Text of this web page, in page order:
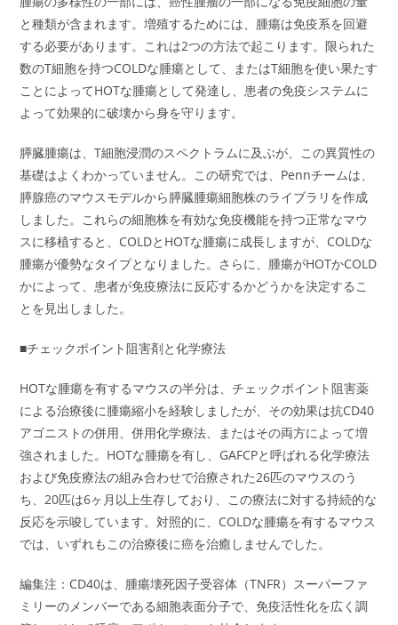
と種類が含まれます。増殖するためには、腫瘍は免疫系を回避
する必要があります。これは2つの方法で起こります。限られた
数のT細胞を持つCOLDな腫瘍として、またはT細胞を使い果たす
ことによってHOTな腫瘍として発達し、患者の免疫システムに
よって効果的に破壊から身を守ります。
膵臓腫瘍は、T細胞浸潤のスペクトラムに及ぶが、この異質性の
基礎はよくわかっていません。この研究では、Pennチームは、
膵腺癌のマウスモデルから膵臓腫瘍細胞株のライブラリを作成
しました。これらの細胞株を有効な免疫機能を持つ正常なマウ
スに移植すると、COLDとHOTな腫瘍に成長しますが、COLDな
腫瘍が優勢なタイプとなりました。さらに、腫瘍がHOTかCOLD
かによって、患者が免疫療法に反応するかどうかを決定するこ
とを見出しました。
■チェックポイント阻害剤と化学療法
HOTな腫瘍を有するマウスの半分は、チェックポイント阻害薬
による治療後に腫瘍縮小を経験しましたが、その効果は抗CD40
アゴニストの併用、併用化学療法、またはその両方によって増
強されました。HOTな腫瘍を有し、GAFCPと呼ばれる化学療法
および免疫療法の組み合わせで治療された26匹のマウスのう
ち、20匹は6ヶ月以上生存しており、この療法に対する持続的な
反応を示唆しています。対照的に、COLDな腫瘍を有するマウス
では、いずれもこの治療後に癌を治癒しませんでした。
編集注：CD40は、腫瘍壊死因子受容体（TNFR）スーパーファ
ミリーのメンバーである細胞表面分子で、免疫活性化を広く調